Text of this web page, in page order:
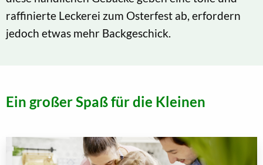
raffinierte Leckerei zum Osterfest ab, erfordern
jedoch etwas mehr Backgeschick.
Ein großer Spaß für die Kleinen